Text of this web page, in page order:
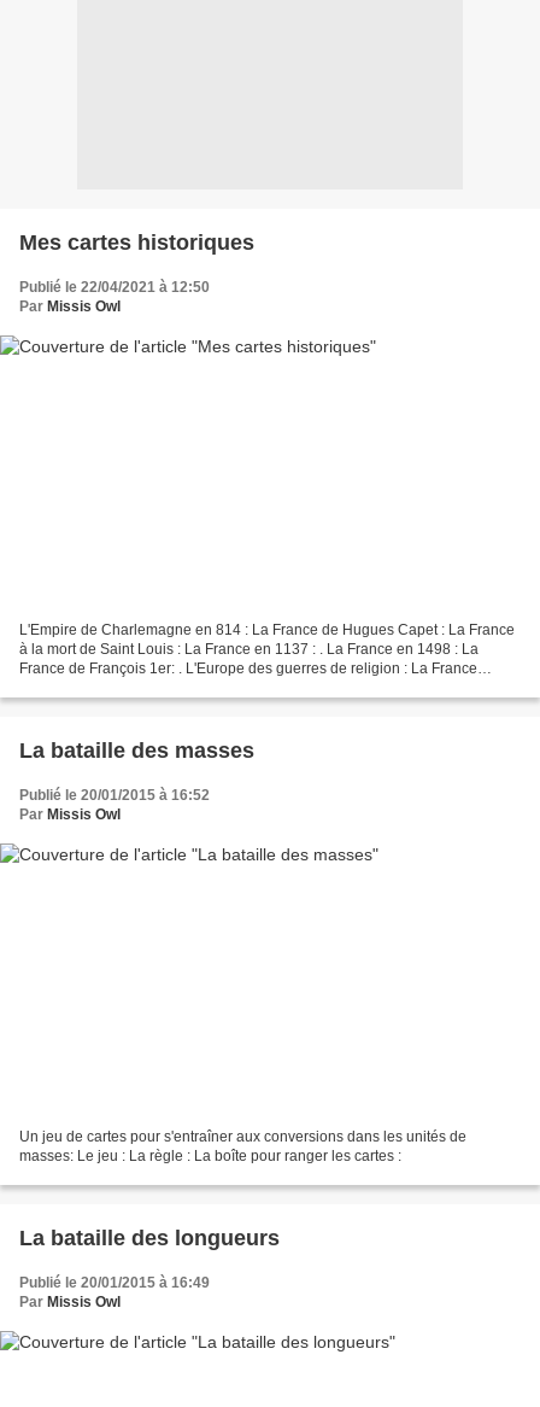
Mes cartes historiques
Publié le 22/04/2021 à 12:50
Par Missis Owl
L'Empire de Charlemagne en 814 : La France de Hugues Capet : La France
à la mort de Saint Louis : La France en 1137 : . La France en 1498 : La
France de François 1er: . L'Europe des guerres de religion : La France
La bataille des masses
Publié le 20/01/2015 à 16:52
Par Missis Owl
Un jeu de cartes pour s'entraîner aux conversions dans les unités de
masses: Le jeu : La règle : La boîte pour ranger les cartes :
La bataille des longueurs
Publié le 20/01/2015 à 16:49
Par Missis Owl